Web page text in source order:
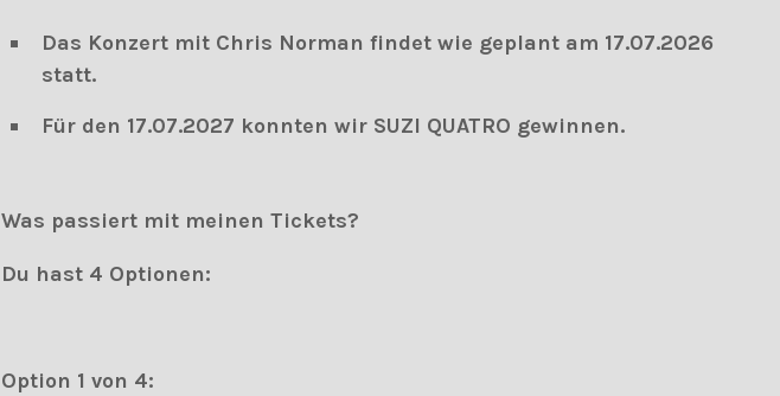
Das Konzert mit Chris Norman findet wie geplant am 17.07.2026
statt.
Für den 17.07.2027 konnten wir SUZI QUATRO gewinnen.
Was passiert mit meinen Tickets?
Du hast 4 Optionen:
Option 1 von 4: